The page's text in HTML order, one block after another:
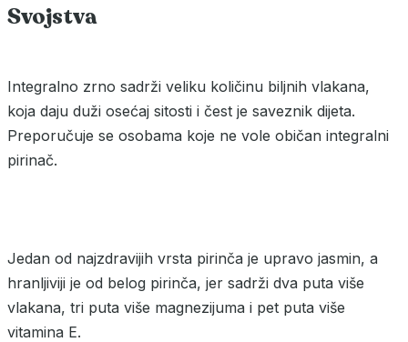
Svojstva
Integralno zrno sadrži veliku količinu biljnih vlakana,
koja daju duži osećaj sitosti i čest je saveznik dijeta.
Preporučuje se osobama koje ne vole običan integralni
pirinač.
Jedan od najzdravijih vrsta pirinča je upravo jasmin, a
hranljiviji je od belog pirinča, jer sadrži dva puta više
vlakana, tri puta više magnezijuma i pet puta više
vitamina E.